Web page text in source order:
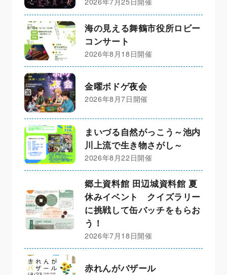
海の見える舞鶴市役所ロビー
コンサート
2026年8月18日開催
金曜ボドゲ夜会
2026年8月7日開催
まいづる自然がっこう～池内
川上流で生き物さがし～
2026年8月22日開催
郷土資料館 田辺城資料館 夏
休みイベント クイズラリー
に挑戦して缶バッチをもらお
う！
2026年7月18日開催
赤れんがバザール